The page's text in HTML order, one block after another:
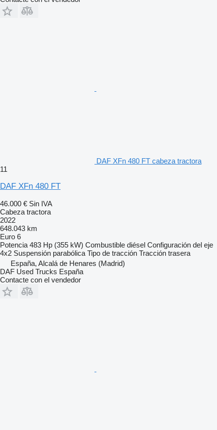
Control de caja de cambios automatizada: Caja cambios
automatiz. con ctrl manual: ver. Full
DAF XFn 480 FT cabeza tractora
11
DAF XFn 480 FT
46.000 € Sin IVA
Cabeza tractora
2022
648.043 km
Euro 6
Potencia 483 Hp (355 kW) Combustible diésel Configuración del eje
4x2 Suspensión parabólica Tipo de tracción Tracción trasera
España, Alcalá de Henares (Madrid)
DAF Used Trucks España
Contacte con el vendedor